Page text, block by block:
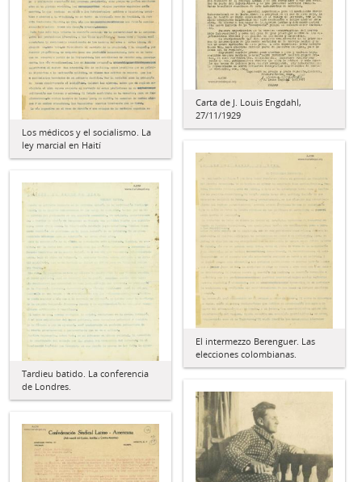
Carta de J. Louis Engdahl,
27/11/1929
Los médicos y el socialismo. La
ley marcial en Haití
El intermezzo Berenguer. Las
elecciones colombianas.
Tardieu batido. La conferencia
de Londres.